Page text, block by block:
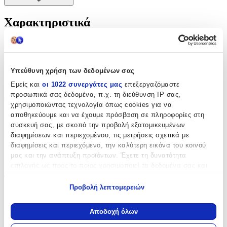
Υπεύθυνη χρήση των δεδομένων σας
Εμείς και οι 1022 συνεργάτες μας επεξεργαζόμαστε
προσωπικά σας δεδομένα, π.χ. τη διεύθυνση IP σας,
χρησιμοποιώντας τεχνολογία όπως cookies για να
αποθηκεύουμε και να έχουμε πρόσβαση σε πληροφορίες στη
συσκευή σας, με σκοπό την προβολή εξατομικευμένων
διαφημίσεων και περιεχομένου, τις μετρήσεις σχετικά με
διαφημίσεις και περιεχόμενο, την καλύτερη εικόνα του κοινού
μας και την ανάπτυξη προϊόντων. Έχετε τη δυνατότητα
Να συλλέξουμε πληροφορίες σχετικά με τη γεωγραφική
σας τοποθεσία, οι οποίες μπορεί να είναι ακριβείς σε
Προβολή λεπτομερειών
Αποδοχή όλων
Χαρακτηριστικά
Αναστημόμετρα-all
Ύφασμα
Θέμα:
Ζωάκια
Μέγιστο Ύψος Μέτρησης:
160